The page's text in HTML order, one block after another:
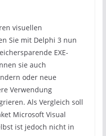
visuellen
Sie mit Delphi 3 nun
EXE-
sie auch
oder neue
Verwendung
Als Vergleich soll
Microsoft Visual
ist jedoch nicht in